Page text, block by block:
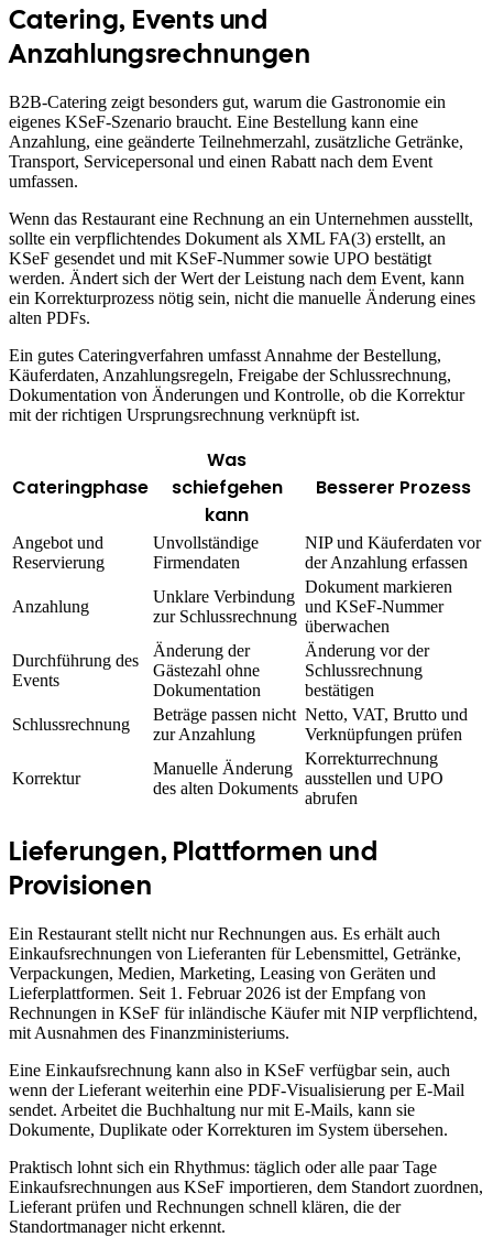
Catering, Events und
Anzahlungsrechnungen
B2B-Catering zeigt besonders gut, warum die Gastronomie ein
eigenes KSeF-Szenario braucht. Eine Bestellung kann eine
Anzahlung, eine geänderte Teilnehmerzahl, zusätzliche Getränke,
Transport, Servicepersonal und einen Rabatt nach dem Event
umfassen.
Wenn das Restaurant eine Rechnung an ein Unternehmen ausstellt,
sollte ein verpflichtendes Dokument als XML FA(3) erstellt, an
KSeF gesendet und mit KSeF-Nummer sowie UPO bestätigt
werden. Ändert sich der Wert der Leistung nach dem Event, kann
ein Korrekturprozess nötig sein, nicht die manuelle Änderung eines
alten PDFs.
Ein gutes Cateringverfahren umfasst Annahme der Bestellung,
Käuferdaten, Anzahlungsregeln, Freigabe der Schlussrechnung,
Dokumentation von Änderungen und Kontrolle, ob die Korrektur
mit der richtigen Ursprungsrechnung verknüpft ist.
Cateringphase
Was
schiefgehen
kann
Besserer Prozess
Angebot und
Reservierung
Unvollständige
Firmendaten
NIP und Käuferdaten vor
der Anzahlung erfassen
Anzahlung
Unklare Verbindung
zur Schlussrechnung
Dokument markieren
und KSeF-Nummer
überwachen
Durchführung des
Events
Änderung der
Gästezahl ohne
Dokumentation
Änderung vor der
Schlussrechnung
bestätigen
Schlussrechnung
Beträge passen nicht
zur Anzahlung
Netto, VAT, Brutto und
Verknüpfungen prüfen
Korrektur
Manuelle Änderung
des alten Dokuments
Korrekturrechnung
ausstellen und UPO
abrufen
Lieferungen, Plattformen und
Provisionen
Ein Restaurant stellt nicht nur Rechnungen aus. Es erhält auch
Einkaufsrechnungen von Lieferanten für Lebensmittel, Getränke,
Verpackungen, Medien, Marketing, Leasing von Geräten und
Lieferplattformen. Seit 1. Februar 2026 ist der Empfang von
Rechnungen in KSeF für inländische Käufer mit NIP verpflichtend,
mit Ausnahmen des Finanzministeriums.
Eine Einkaufsrechnung kann also in KSeF verfügbar sein, auch
wenn der Lieferant weiterhin eine PDF-Visualisierung per E-Mail
sendet. Arbeitet die Buchhaltung nur mit E-Mails, kann sie
Dokumente, Duplikate oder Korrekturen im System übersehen.
Praktisch lohnt sich ein Rhythmus: täglich oder alle paar Tage
Einkaufsrechnungen aus KSeF importieren, dem Standort zuordnen,
Lieferant prüfen und Rechnungen schnell klären, die der
Standortmanager nicht erkennt.